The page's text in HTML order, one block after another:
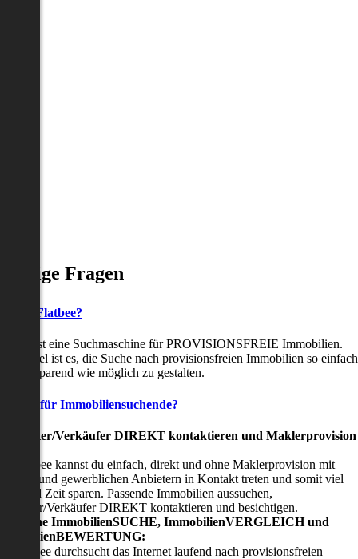
Fragen
ist Flatbee?
ist eine Suchmaschine für PROVISIONSFREIE Immobilien.
Ziel ist es, die Suche nach provisionsfreien Immobilien so einfach
zeitsparend wie möglich zu gestalten.
für Immobiliensuchende?
Verkäufer DIREKT kontaktieren und Maklerprovision
Flatbee kannst du einfach, direkt und ohne Maklerprovision mit
und gewerblichen Anbietern in Kontakt treten und somit viel
und Zeit sparen. Passende Immobilien aussuchen,
Verkäufer DIREKT kontaktieren und besichtigen.
in-one ImmobilienSUCHE, ImmobilienVERGLEICH und
Flatbee durchsucht das Internet laufend nach provisionsfreien